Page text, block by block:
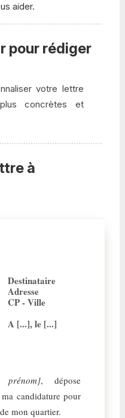
aider.
pour rédiger
votre lettre
concrètes et
à
Destinataire
Adresse
CP - Ville
A [...], le [...]
, dépose
candidature pour
mon quartier.